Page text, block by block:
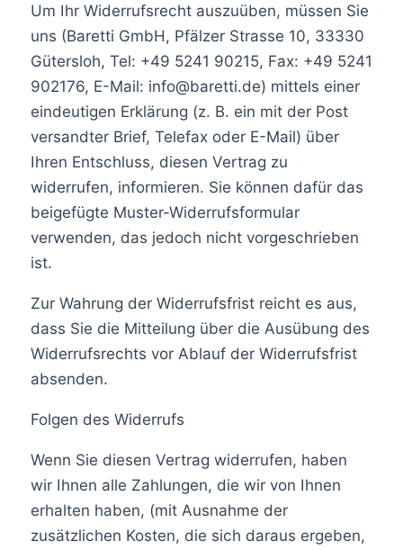
Um Ihr Widerrufsrecht auszuüben, müssen Sie
uns (Baretti GmbH, Pfälzer Strasse 10, 33330
Gütersloh, Tel: +49 5241 90215, Fax: +49 5241
902176, E-Mail: info@baretti.de) mittels einer
eindeutigen Erklärung (z. B. ein mit der Post
versandter Brief, Telefax oder E-Mail) über
Ihren Entschluss, diesen Vertrag zu
widerrufen, informieren. Sie können dafür das
beigefügte Muster-Widerrufsformular
verwenden, das jedoch nicht vorgeschrieben
ist.
Zur Wahrung der Widerrufsfrist reicht es aus,
dass Sie die Mitteilung über die Ausübung des
Widerrufsrechts vor Ablauf der Widerrufsfrist
absenden.
Folgen des Widerrufs
Wenn Sie diesen Vertrag widerrufen, haben
wir Ihnen alle Zahlungen, die wir von Ihnen
erhalten haben, (mit Ausnahme der
zusätzlichen Kosten, die sich daraus ergeben,